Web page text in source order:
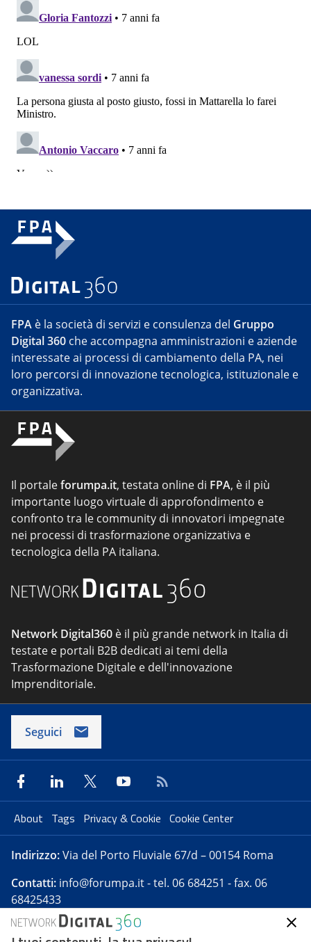
FPA è la società di servizi e consulenza del Gruppo
Digital 360 che accompagna amministrazioni e aziende
interessate ai processi di cambiamento della PA, nei
loro percorsi di innovazione tecnologica, istituzionale e
organizzativa.
Il portaleforumpa.it, testata online di FPA, è il più
importante luogo virtuale di approfondimento e
confronto tra le community di innovatori impegnate
nei processi di trasformazione organizzativa e
tecnologica della PA italiana.
Network Digital360 è il più grande network in Italia di
testate e portali B2B dedicati ai temi della
Trasformazione Digitale e dell'innovazione
Imprenditoriale.
Seguici
About Tags Privacy & Cookie Cookie Center
Indirizzo:Via del Porto Fluviale 67/d – 00154 Roma
Contatti: info@forumpa.it- tel. 06 684251 - fax. 06
68425433